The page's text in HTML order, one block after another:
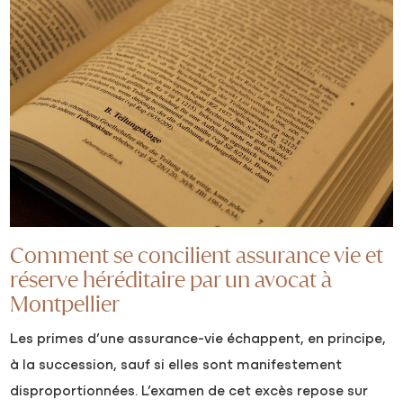
Comment se concilient assurance vie et
réserve héréditaire par un avocat à
Montpellier
Les primes d’une assurance-vie échappent, en principe,
à la succession, sauf si elles sont manifestement
disproportionnées. L’examen de cet excès repose sur